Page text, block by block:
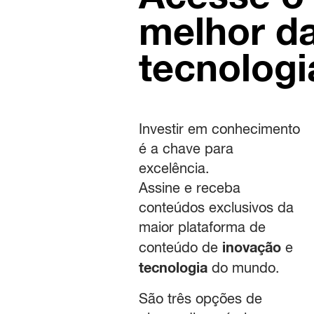
melhor
Investir em conhecimento
é a chave para
excelência.
Assine e receba
conteúdos exclusivos da
maior plataforma de
conteúdo deinovaçãoe
tecnologiado mundo.
São três opções de